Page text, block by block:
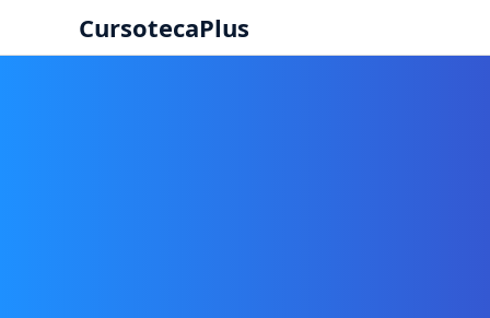
CursotecaPlus